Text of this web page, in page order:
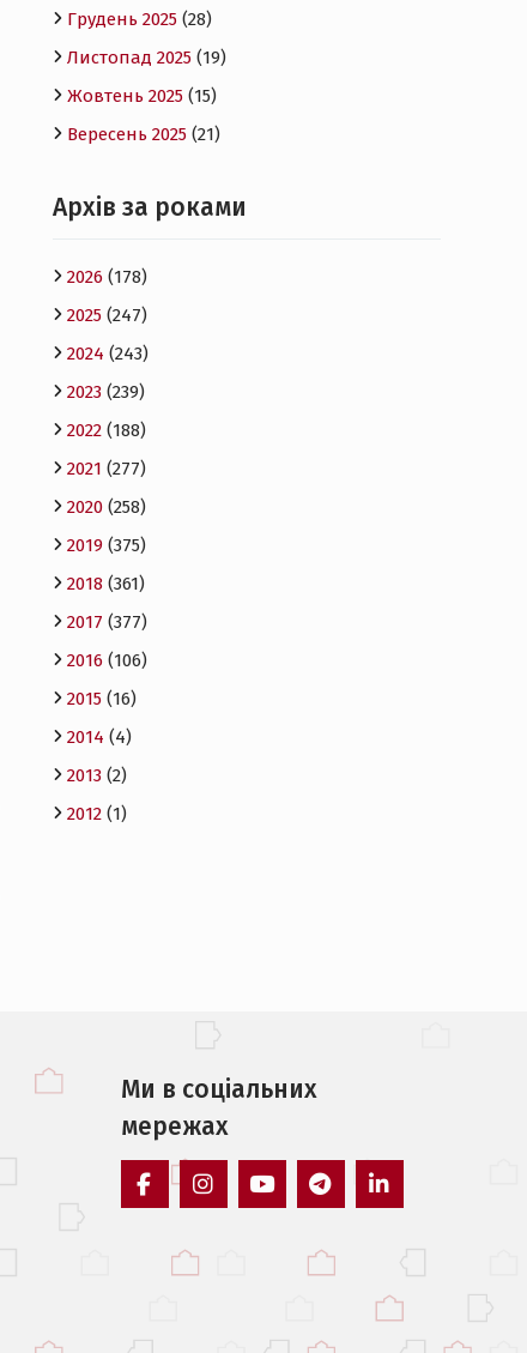
Грудень 2025 (28)
Листопад 2025 (19)
Жовтень 2025 (15)
Вересень 2025 (21)
Архів за роками
2026 (178)
2025 (247)
2024 (243)
2023 (239)
2022 (188)
2021 (277)
2020 (258)
2019 (375)
2018 (361)
2017 (377)
2016 (106)
2015 (16)
2014 (4)
2013 (2)
2012 (1)
Ми в соцiальних
мережах